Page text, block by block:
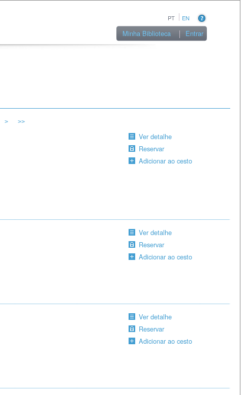
PT EN
Minha Biblioteca Entrar
> >>
Ver detalhe
Reservar
Adicionar ao cesto
Ver detalhe
Reservar
Adicionar ao cesto
Ver detalhe
Reservar
Adicionar ao cesto